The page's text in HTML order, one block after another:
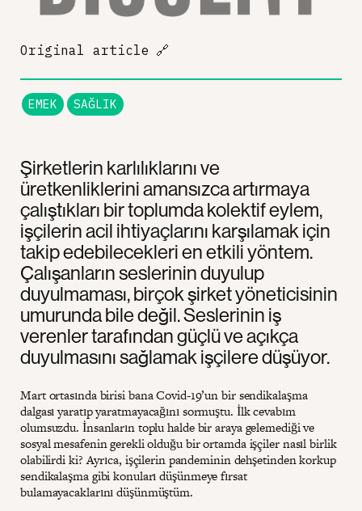
Şirketlerin karlılıklarını ve
üretkenliklerini amansızca artırmaya
çalıştıkları bir toplumda kolektif eylem,
işçilerin acil ihtiyaçlarını karşılamak için
takip edebilecekleri en etkili yöntem.
Çalışanların seslerinin duyulup
duyulmaması, birçok şirket yöneticisinin
umurunda bile değil. Seslerinin iş
verenler tarafından güçlü ve açıkça
duyulmasını sağlamak işçilere düşüyor.
Mart ortasında birisi bana Covid-19’un bir sendikalaşma
dalgası yaratıp yaratmayacağını sormuştu. İlk cevabım
olumsuzdu. İnsanların toplu halde bir araya gelemediği ve
sosyal mesafenin gerekli olduğu bir ortamda işçiler nasıl birlik
olabilirdi ki? Ayrıca, işçilerin pandeminin dehşetinden korkup
sendikalaşma gibi konuları düşünmeye fırsat
bulamayacaklarını düşünmüştüm.
Original article 🔗
EMEK SAĞLIK